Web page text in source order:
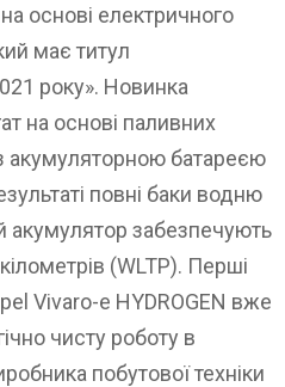
основі електричного
має титул
року». Новинка
на основі паливних
акумуляторною батареєю
повні баки водню
акумулятор забезпечують
(WLTP). Перші
Vivaro-e HYDROGEN вже
чисту роботу в
побутової техніки